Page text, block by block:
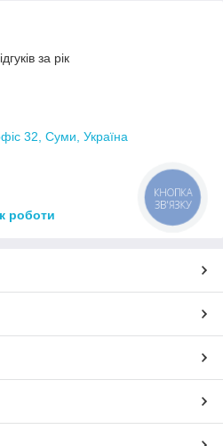
за рік
32, Суми, Україна
роботи
КНОПКА
ЗВ'ЯЗКУ